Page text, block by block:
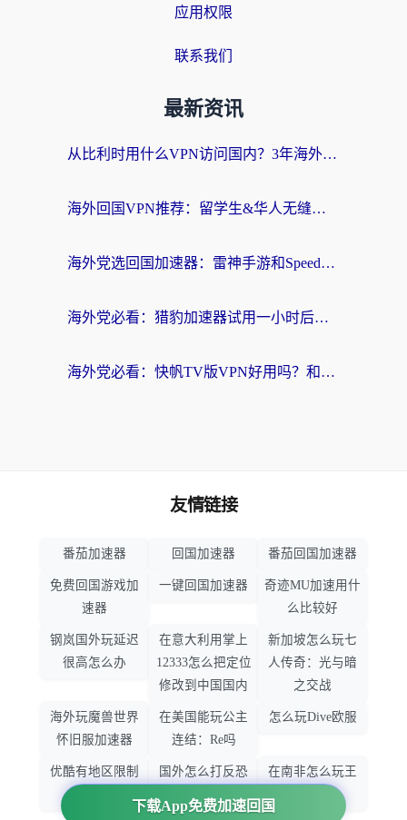
应用权限
联系我们
最新资讯
从比利时用什么VPN访问国内？3年海外党亲测有效的无缝回国上网指南
海外回国VPN推荐：留学生&华人无缝访问国内资源的实用指南
海外党选回国加速器：雷神手游和SpeedCN哪个好？附避坑指南
海外党必看：猎豹加速器试用一小时后，我终于找到无缝访问国内资源的正确姿势
海外党必看：快帆TV版VPN好用吗？和畅游VPN对比哪个回国效果更好？附实用选择指南
下载App免费加速回国
友情链接
番茄加速器 回国加速器 番茄回国加速器
免费回国游戏加
速器
一键回国加速器
奇迹MU加速用什
么比较好
钢岚国外玩延迟
很高怎么办
在意大利用掌上
12333怎么把定位
修改到中国国内
新加坡怎么玩七
人传奇：光与暗
之交战
海外玩魔兽世界
怀旧服加速器
在美国能玩公主
连结：Re吗
怎么玩Dive欧服
优酷有地区限制
国外怎么打反恐
精英：全球攻势
在南非怎么玩王